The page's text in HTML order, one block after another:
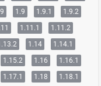
1.9 1.9.1
1.9.2
1.11.1
1.11.2
1.14
1.14.1
1.15.2 1.16
1.16.1
1.17.1 1.18
1.18.1